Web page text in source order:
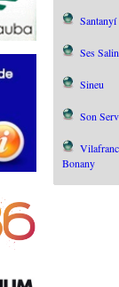
Santanyí
Ses
Sineu
Son
Bonany